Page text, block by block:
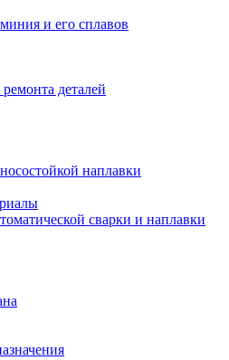
и его сплавов
деталей
наплавки
сварки и наплавки